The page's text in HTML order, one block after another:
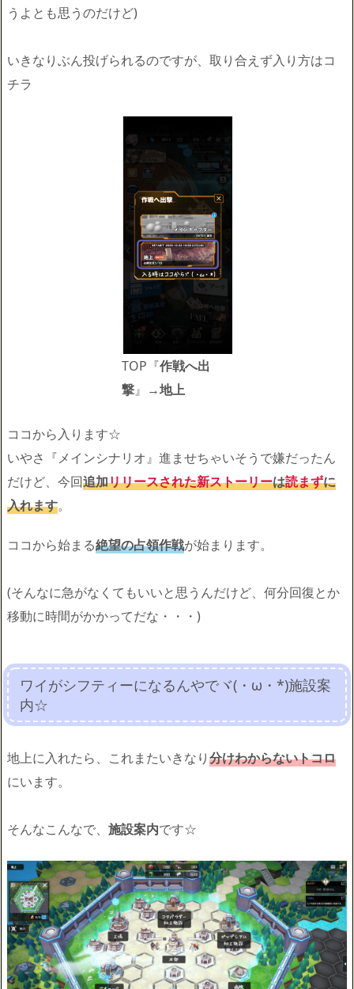
うよとも思うのだけど)
いきなりぶん投げられるのですが、取り合えず入り方はコ
チラ
TOP『作戦へ出
撃』→地上
ココから入ります☆
いやさ『メインシナリオ』進ませちゃいそうで嫌だったん
だけど、今回追加リリースされた新ストーリーは読まずに
入れます。
ココから始まる絶望の占領作戦が始まります。
(そんなに急がなくてもいいと思うんだけど、何分回復とか
移動に時間がかかってだな・・・)
ワイがシフティーになるんやでヾ(・ω・*)施設案
内☆
地上に入れたら、これまたいきなり分けわからないトコロ
にいます。
そんなこんなで、 施設案内です☆